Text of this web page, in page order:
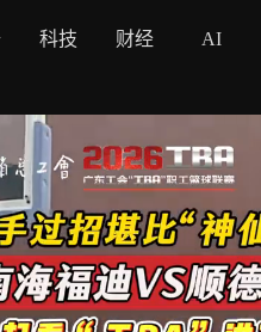
科技 财经 AI